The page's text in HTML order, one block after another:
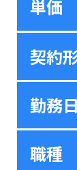
単価
契約
勤務
職種